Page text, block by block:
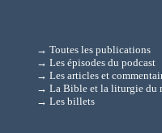
→ Toutes les publications
→ Les épisodes du podcast
→ Les articles et
→ La Bible et la liturgie du
→ Les billets